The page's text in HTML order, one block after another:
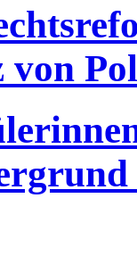
von